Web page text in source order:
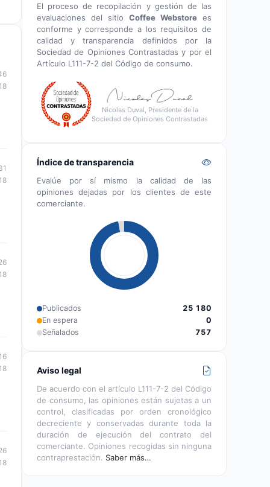
El proceso de recopilación y gestión de las
evaluaciones del sitio Coffee Webstore es
conforme y corresponde a los requisitos de
calidad y transparencia definidos por la
Sociedad de Opiniones Contrastadas y por el
Artículo L111-7-2 del Código de consumo.
Nicolas Duval, Presidente de la
Sociedad de Opiniones Contrastadas
Índice de transparencia
Evalúe por sí mismo la calidad de las
opiniones dejadas por los clientes de este
comerciante.
Publicados
25 180
En espera
0
Señalados
757
Aviso legal
De acuerdo con el artículo L111-7-2 del Código
de consumo, las opiniones están sujetas a un
control, clasificadas por orden cronológico
decreciente y conservadas durante toda la
duración de ejecución del contrato del
comerciante. Opiniones recogidas sin ninguna
contraprestación. Saber más…